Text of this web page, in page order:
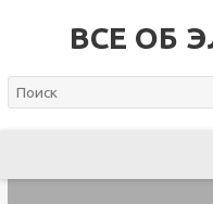
ВСЕ ОБ